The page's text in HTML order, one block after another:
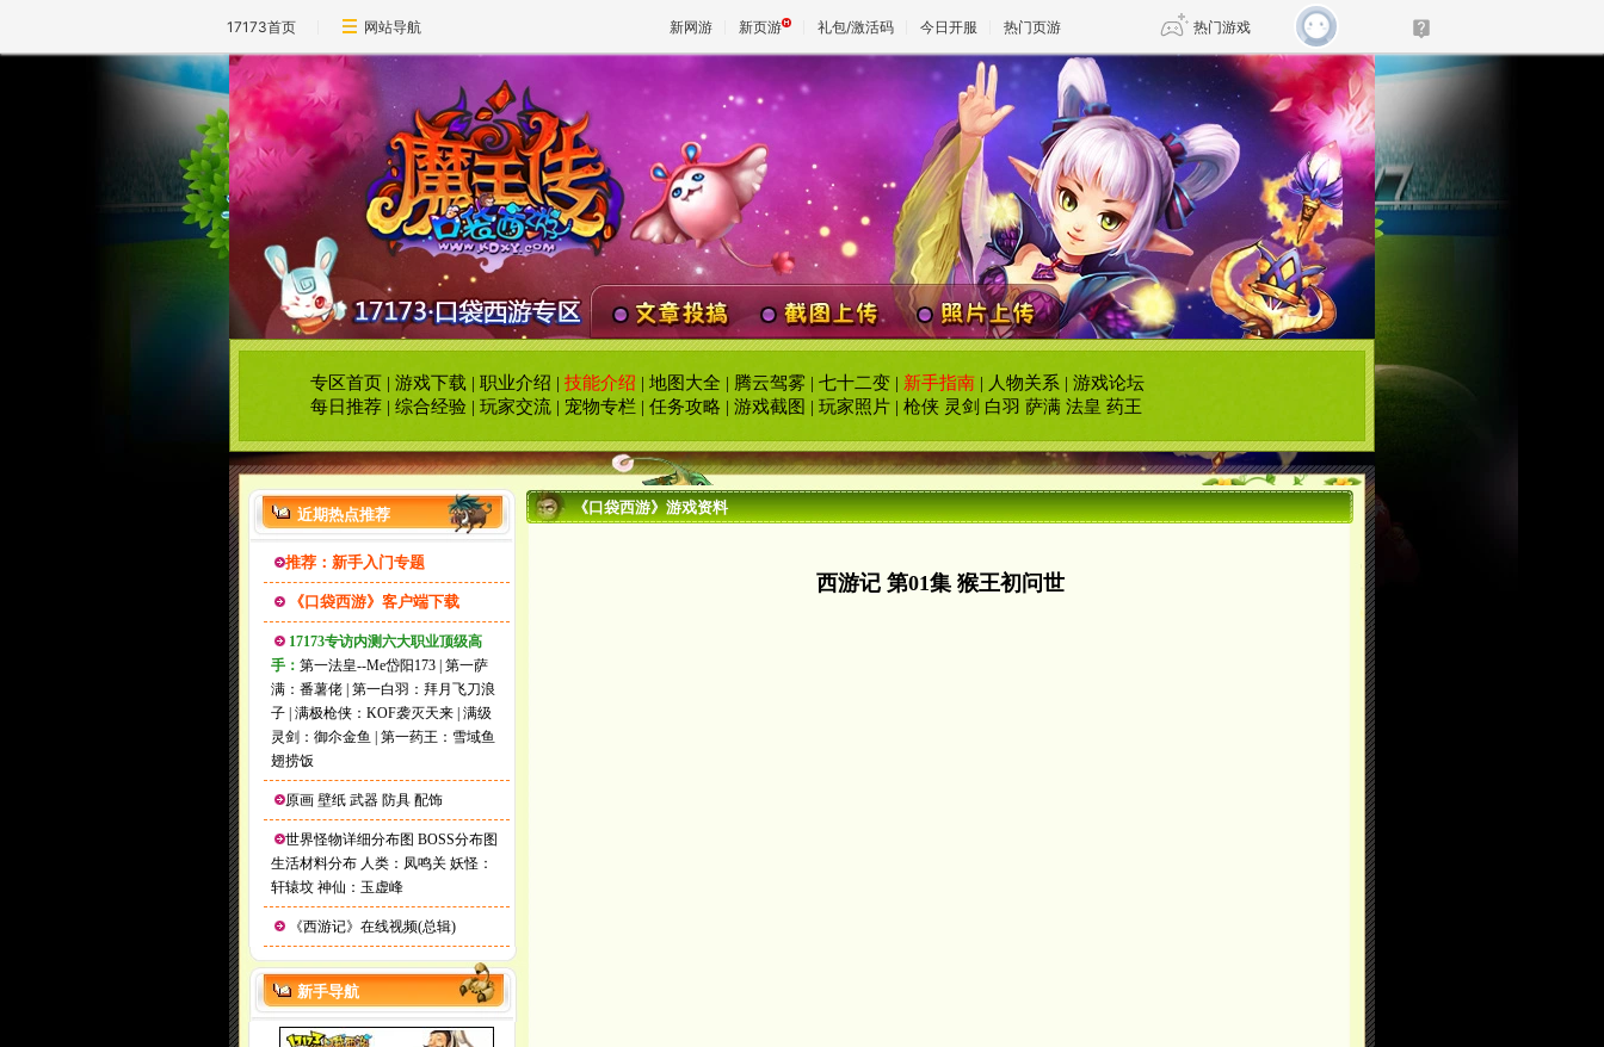
17173首页 网站导航 新网游 新页游 礼包/激活码 今日开服 热门页游 热门游戏
魔兽 DNF 传奇4
天堂 剑网3旗舰版 新天龙八部
王权与自由 诛仙世界 仙剑世界
专区首页| 游戏下载 | 职业介绍 | 技能介绍 | 地图大全 | 腾云驾雾 | 七十二变| 新手指南| 人物关系 | 游戏论坛
每日推荐| 综合经验| 玩家交流| 宠物专栏| 任务攻略 | 游戏截图 | 玩家照片| 枪侠 灵剑 白羽 萨满 法皇 药王
近期热点推荐
推荐：新手入门专题
《口袋西游》客户端下载
17173专访内测六大职业顶级高
手： 第一法皇--Me岱阳173| 第一萨
满：番薯佬| 第一白羽：拜月飞刀浪
子| 满极枪侠：KOF袭灭天来| 满级
灵剑：御尒金鱼
第一药王：雪域鱼
翅捞饭
原画 壁纸 武器 防具 配饰
世界怪物详细分布图 BOSS分布图
生活材料分布 人类：凤鸣关 妖怪：
轩辕坟 神仙：玉虚峰
《西游记》在线视频(总辑)
新手导航
《口袋西游》游戏资料
西游记 第01集 猴王初问世